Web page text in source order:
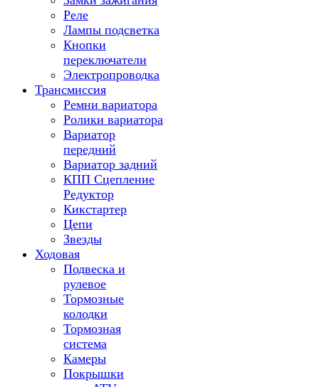
Реле
Лампы подсветка
Кнопки
переключатели
Электропроводка
Трансмиссия
Ремни вариатора
Ролики вариатора
Вариатор
передний
Вариатор задний
КПП Сцепление
Редуктор
Кикстартер
Цепи
Звезды
Ходовая
Подвеска и
рулевое
Тормозные
колодки
Тормозная
система
Камеры
Покрышки